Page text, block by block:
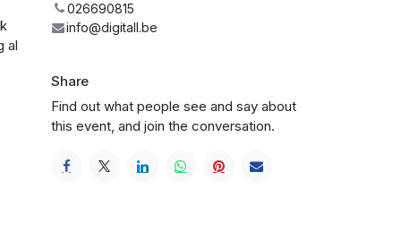
al
026690815
info@digitall.be
Share
Find out what people see and say about
this event, and join the conversation.